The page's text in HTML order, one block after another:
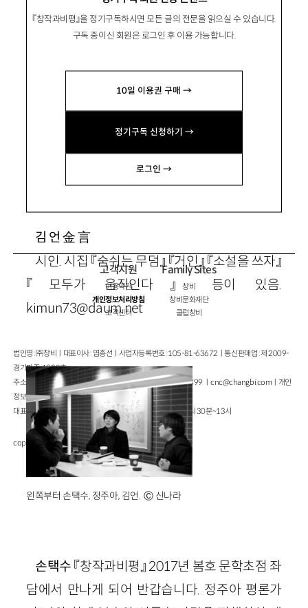
『창작과비평』을 정기구독하시면 모든 글의 전문을 읽으실 수 있습니다.
구독 중이신 회원은 로그인 후 이용 가능합니다.
10일 이용권 구매 →
정기구독 신청하기 →
로그인 →
손택수孫宅洙
의 수사학』 『떠도는 먼지들이 빛난다』 등이 있음.
ststo700@hanmail.net
문학평론가. 저서로 『서북문학과 로컬리티』 등
이 있음. jjua@kangwon.ac.kr
김 언金 言
시인. 시집 『숨쉬는 무덤』 『거인』 『소설을 쓰자』
『모두가 움직인다』 등이 있음.
kimun73@daum.net
왼쪽부터 손택수, 정주아, 김언. Ⓒ 신나라
손택수 『창작과비평』 2017년 봄호 문학초점 좌
담에서 만나게 되어 반갑습니다. 정주아 평론가
고객지원
이용약관
개인정보처리방침
고객센터
Family Sites
창비
창비문화재단
클럽창비
법인명 : ㈜창비ㅣ대표이사 : 염종선ㅣ사업자등록번호 : 105-81-63672ㅣ통신판매업 : 제 2009-
경기파주-1928호
주소 : 경기도 파주시 회동길 184(문발동)ㅣ팩스 : 031-955-3399 ㅣcnc@changbi.com ㅣ개인
정보책임자 : 신문수
대표전화 : 031-955-3333(월~금 10시~17시), 점심시간 11시 30분~13시
copyright © Changbi Publishers, inc. All Rights Reserved.